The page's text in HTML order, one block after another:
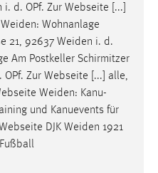
i. d. OPf. Zur Webseite [...]
Weiden: Wohnanlage
21, 92637 Weiden i. d.
Am Postkeller Schirmitzer
OPf. Zur Webseite [...] alle,
Weiden: Kanu-
und Kanuevents für
DJK Weiden 1921